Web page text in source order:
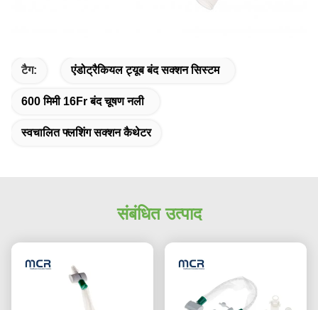
टैग: एंडोट्रैकियल ट्यूब बंद सक्शन सिस्टम
600 मिमी 16Fr बंद चूषण नली
स्वचालित फ्लशिंग सक्शन कैथेटर
संबंधित उत्पाद